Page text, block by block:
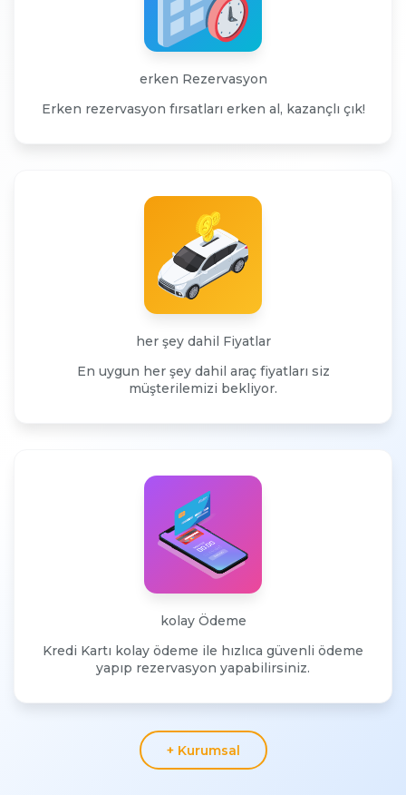
erken Rezervasyon
Erken rezervasyon fırsatları erken al, kazançlı çık!
her şey dahil Fiyatlar
En uygun her şey dahil araç fiyatları siz
müşterilemizi bekliyor.
kolay Ödeme
Kredi Kartı kolay ödeme ile hızlıca güvenli ödeme
yapıp rezervasyon yapabilirsiniz.
+ Kurumsal